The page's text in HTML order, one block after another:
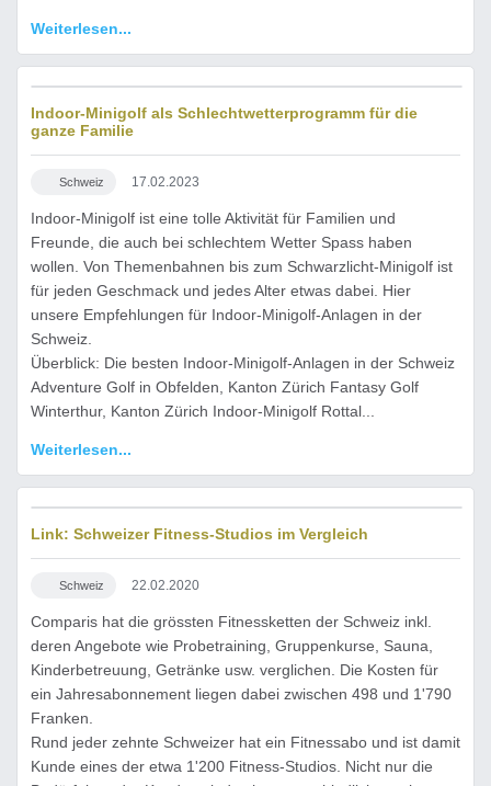
Weiterlesen...
Indoor-Minigolf als Schlechtwetterprogramm für die
ganze Familie
Schweiz 17.02.2023
Indoor-Minigolf ist eine tolle Aktivität für Familien und
Freunde, die auch bei schlechtem Wetter Spass haben
wollen. Von Themenbahnen bis zum Schwarzlicht-Minigolf ist
für jeden Geschmack und jedes Alter etwas dabei. Hier
unsere Empfehlungen für Indoor-Minigolf-Anlagen in der
Schweiz.
Überblick: Die besten Indoor-Minigolf-Anlagen in der Schweiz
Adventure Golf in Obfelden, Kanton Zürich Fantasy Golf
Winterthur, Kanton Zürich Indoor-Minigolf Rottal...
Weiterlesen...
Link: Schweizer Fitness-Studios im Vergleich
Schweiz 22.02.2020
Comparis hat die grössten Fitnessketten der Schweiz inkl.
deren Angebote wie Probetraining, Gruppenkurse, Sauna,
Kinderbetreuung, Getränke usw. verglichen. Die Kosten für
ein Jahresabonnement liegen dabei zwischen 498 und 1'790
Franken.
Rund jeder zehnte Schweizer hat ein Fitnessabo und ist damit
Kunde eines der etwa 1'200 Fitness-Studios. Nicht nur die